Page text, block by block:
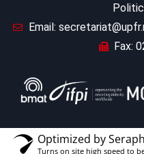
Email:
Fax:
Optimized by
Turns on site high speed to